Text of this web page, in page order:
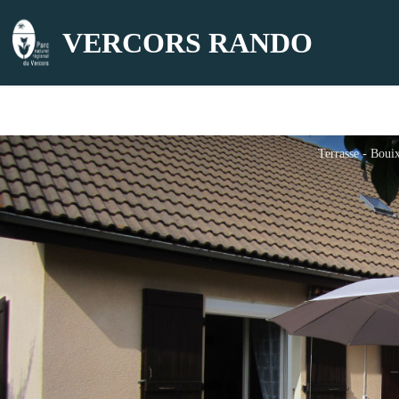
VERCORS RANDO
Terrasse -